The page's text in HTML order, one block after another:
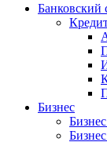
Банковский
Бизнес